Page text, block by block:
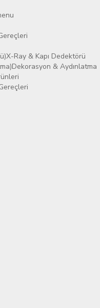
X-Ray & Kapı Dedektörü
Dekorasyon & Aydınlatma